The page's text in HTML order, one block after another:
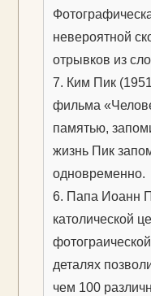
невероятной
отрывков из
7. Ким Пик
фильма
памятью,
жизнь Пик
одновременно.
6. Папа Иоанн
католической
деталях
чем 100